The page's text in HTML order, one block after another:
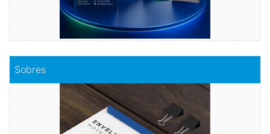
Sobres
Envuelve tu mensaje con sobres de calidad
Comprar
Comprar